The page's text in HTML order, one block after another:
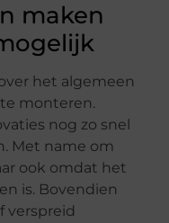
maken
het algemeen
monteren.
nog zo snel
Met name om
ook omdat het
is. Bovendien
verspreid